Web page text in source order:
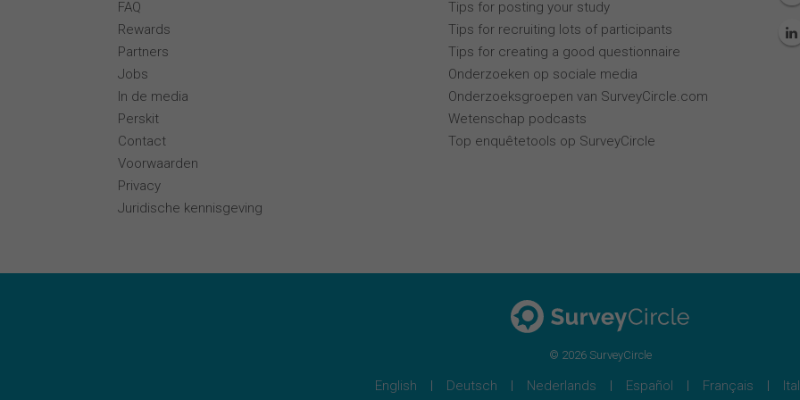
FAQ
Rewards
Partners
Jobs
In de media
Perskit
Contact
Voorwaarden
Privacy
Juridische kennisgeving
Tips for posting your study
Tips for recruiting lots of participants
Tips for creating a good questionnaire
Onderzoeken op sociale media
Onderzoeksgroepen van SurveyCircle.com
Wetenschap podcasts
Top enquêtetools op SurveyCircle
© 2026 SurveyCircle
English Deutsch Nederlands Español Français